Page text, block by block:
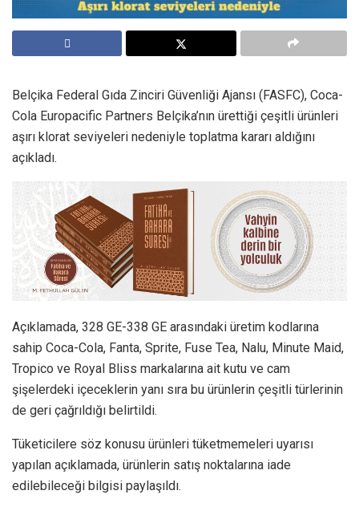
Belçika Federal Gıda Zinciri Güvenliği Ajansı (FASFC), Coca-
Cola Europacific Partners Belçika’nın ürettiği çeşitli ürünleri
aşırı klorat seviyeleri nedeniyle toplatma kararı aldığını
açıkladı.
Açıklamada, 328 GE-338 GE arasındaki üretim kodlarına
sahip Coca-Cola, Fanta, Sprite, Fuse Tea, Nalu, Minute Maid,
Tropico ve Royal Bliss markalarına ait kutu ve cam
şişelerdeki içeceklerin yanı sıra bu ürünlerin çeşitli türlerinin
de geri çağrıldığı belirtildi.
Tüketicilere söz konusu ürünleri tüketmemeleri uyarısı
yapılan açıklamada, ürünlerin satış noktalarına iade
edilebileceği bilgisi paylaşıldı.